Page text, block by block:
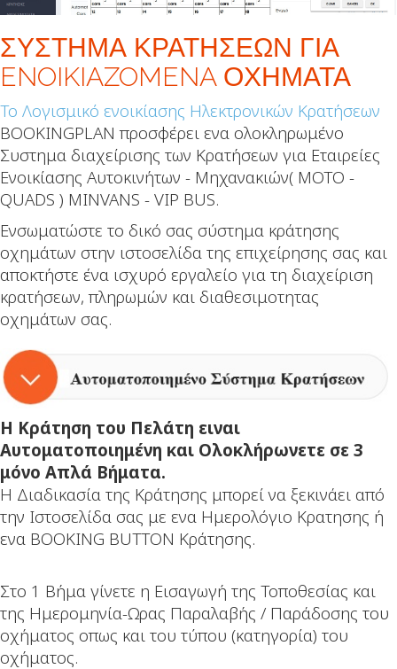
ΣΥΣΤΗΜΑ ΚΡΑΤΗΣΕΩΝ ΓΙΑ
ENOIKIAZOMENA ΟΧΗΜΑΤΑ
To Λογισμικό ενοικίασης Ηλεκτρονικών Κρατήσεων
ΒOOKINGPLAN προσφέρει ενα ολοκληρωμένο
Συστημα διαχείρισης των Κρατήσεων για Εταιρείες
Ενοικίασης Αυτοκινήτων - Μηχανακιών( ΜΟΤΟ -
QUADS ) MINVANS - VIP BUS.
Ενσωματώστε το δικό σας σύστημα κράτησης
οχημάτων στην ιστοσελίδα της επιχείρησης σας και
αποκτήστε ένα ισχυρό εργαλείο για τη διαχείριση
κρατήσεων, πληρωμών και διαθεσιμοτητας
οχημάτων σας.
H Κράτηση του Πελάτη ειναι
Αυτοματοποιημένη και Ολοκλήρωνετε σε 3
μόνο Απλά Βήματα.
Η Διαδικασία της Κράτησης μπορεί να ξεκινάει από
την Ιστοσελίδα σας με ενα Ημερολόγιο Κρατησης ή
ενα BOOKING BUTTON Κράτησης.
Στο 1 Βήμα γίνετε η Εισαγωγή της Τοποθεσίας και
της Ημερομηνία-Ωρας Παραλαβής / Παράδοσης του
οχήματος οπως και του τύπου (κατηγορία) του
οχήματος.